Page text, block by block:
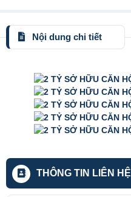
Nội dung chi tiết
THÔNG TIN LIÊN HỆ